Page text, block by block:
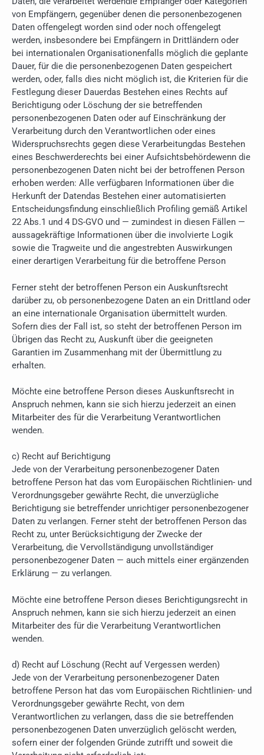
von Empfängern, gegenüber denen die personenbezogenen
Daten offengelegt worden sind oder noch offengelegt
werden, insbesondere bei Empfängern in Drittländern oder
bei internationalen Organisationenfalls möglich die geplante
Dauer, für die die personenbezogenen Daten gespeichert
werden, oder, falls dies nicht möglich ist, die Kriterien für die
Festlegung dieser Dauerdas Bestehen eines Rechts auf
Berichtigung oder Löschung der sie betreffenden
personenbezogenen Daten oder auf Einschränkung der
Verarbeitung durch den Verantwortlichen oder eines
Widerspruchsrechts gegen diese Verarbeitungdas Bestehen
eines Beschwerderechts bei einer Aufsichtsbehördewenn die
personenbezogenen Daten nicht bei der betroffenen Person
erhoben werden: Alle verfügbaren Informationen über die
Herkunft der Datendas Bestehen einer automatisierten
Entscheidungsfindung einschließlich Profiling gemäß Artikel
22 Abs.1 und 4 DS-GVO und — zumindest in diesen Fällen —
aussagekräftige Informationen über die involvierte Logik
sowie die Tragweite und die angestrebten Auswirkungen
einer derartigen Verarbeitung für die betroffene Person
Ferner steht der betroffenen Person ein Auskunftsrecht
darüber zu, ob personenbezogene Daten an ein Drittland oder
an eine internationale Organisation übermittelt wurden.
Sofern dies der Fall ist, so steht der betroffenen Person im
Übrigen das Recht zu, Auskunft über die geeigneten
Garantien im Zusammenhang mit der Übermittlung zu
erhalten.
Möchte eine betroffene Person dieses Auskunftsrecht in
Anspruch nehmen, kann sie sich hierzu jederzeit an einen
Mitarbeiter des für die Verarbeitung Verantwortlichen
wenden.
c) Recht auf Berichtigung
Jede von der Verarbeitung personenbezogener Daten
betroffene Person hat das vom Europäischen Richtlinien- und
Verordnungsgeber gewährte Recht, die unverzügliche
Berichtigung sie betreffender unrichtiger personenbezogener
Daten zu verlangen. Ferner steht der betroffenen Person das
Recht zu, unter Berücksichtigung der Zwecke der
Verarbeitung, die Vervollständigung unvollständiger
personenbezogener Daten — auch mittels einer ergänzenden
Erklärung — zu verlangen.
Möchte eine betroffene Person dieses Berichtigungsrecht in
Anspruch nehmen, kann sie sich hierzu jederzeit an einen
Mitarbeiter des für die Verarbeitung Verantwortlichen
wenden.
d) Recht auf Löschung (Recht auf Vergessen werden)
Jede von der Verarbeitung personenbezogener Daten
betroffene Person hat das vom Europäischen Richtlinien- und
Verordnungsgeber gewährte Recht, von dem
Verantwortlichen zu verlangen, dass die sie betreffenden
personenbezogenen Daten unverzüglich gelöscht werden,
sofern einer der folgenden Gründe zutrifft und soweit die